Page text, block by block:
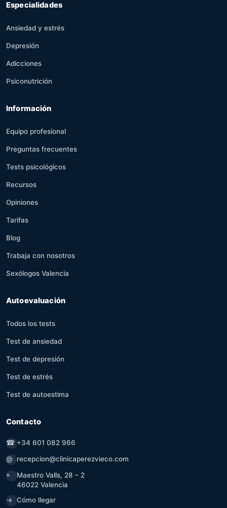
Especialidades
Ansiedad y estrés
Depresión
Adicciones
Psiconutrición
Información
Equipo profesional
Preguntas frecuentes
Tests psicológicos
Recursos
Opiniones
Tarifas
Blog
Trabaja con nosotros
Sexólogos Valencia
Autoevaluación
Todos los tests
Test de ansiedad
Test de depresión
Test de estrés
Test de autoestima
Contacto
☎ +34 601 082 966
@ recepcion@clinicaperezvieco.com
⌖
Maestro Valls, 28 – 2
46022 Valencia
→ Cómo llegar